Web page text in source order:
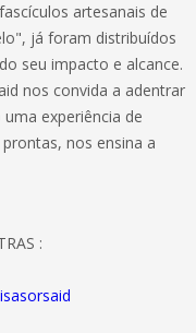
artesanais de
já foram distribuídos
seu impacto e alcance.
nos convida a adentrar
experiência de
nos ensina a
: